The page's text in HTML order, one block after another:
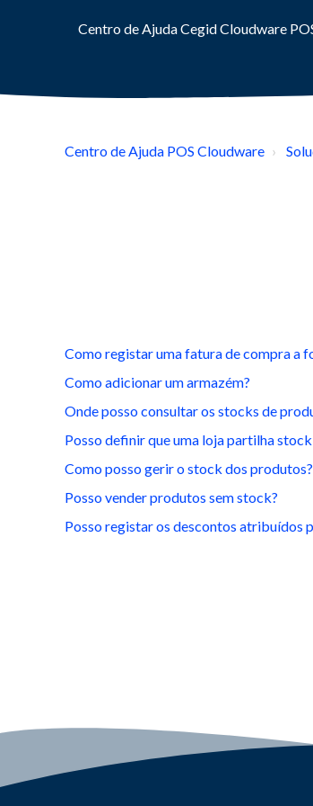
Centro de Ajuda Cegid Cloudware
Centro de Ajuda POS Cloudware
Como registar uma fatura de compra a
Como adicionar um armazém?
Onde posso consultar os stocks de
Posso definir que uma loja partilha
Como posso gerir o stock dos produtos?
Posso vender produtos sem stock?
Posso registar os descontos atribuídos